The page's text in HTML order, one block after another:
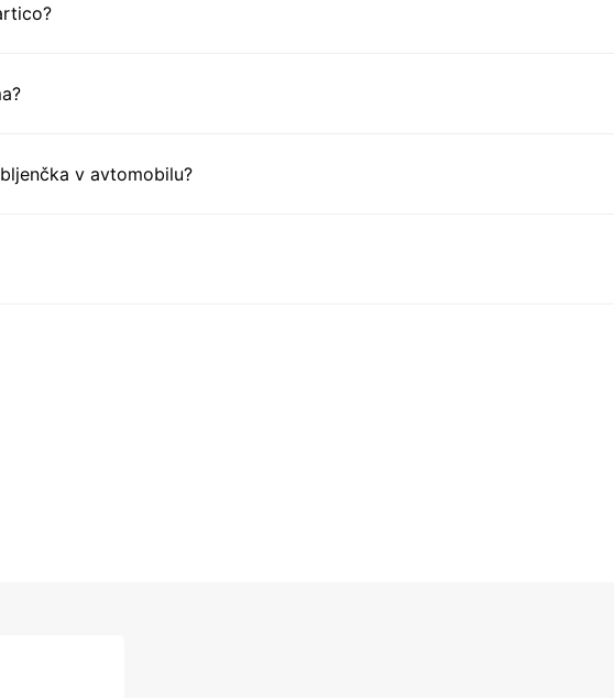
v avtomobilu?